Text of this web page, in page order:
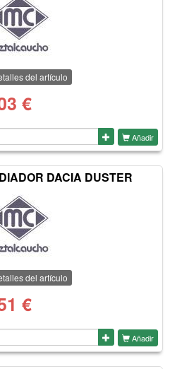
del artículo
€
Añadir
DACIA DUSTER
del artículo
€
Añadir